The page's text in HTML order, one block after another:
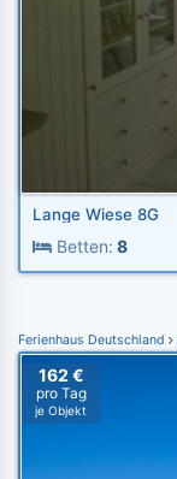
Lange Wiese 8G
Betten: 8
Ferienhaus Deutschland
162 €
pro Tag
je Objekt